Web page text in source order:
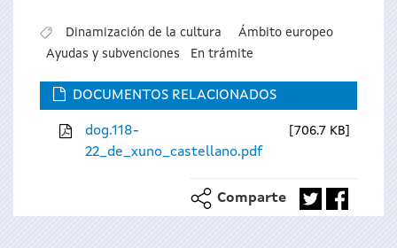
Dinamización de la cultura
Ámbito europeo
Ayudas y subvenciones
En trámite
DOCUMENTOS RELACIONADOS
dog.118-
22_de_xuno_castellano.pdf
706.7 KB
Comparte